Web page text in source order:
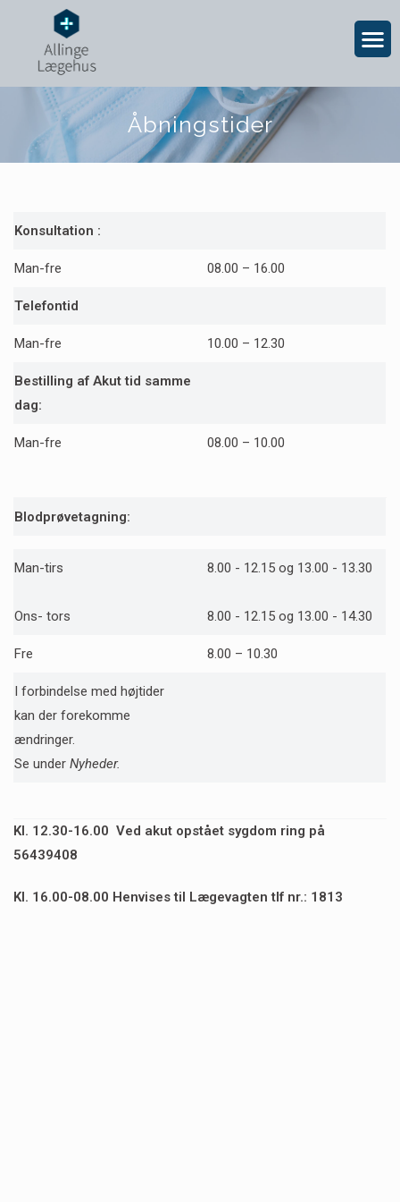
Åbningstider
Konsultation :
Man-fre 08.00 – 16.00
Telefontid
Man-fre 10.00 – 12.30
Bestilling af Akut tid samme
dag:
Man-fre 08.00 – 10.00
Blodprøvetagning:
Man-tirs
Ons- tors
8.00 - 12.15 og 13.00 - 13.30
8.00 - 12.15 og 13.00 - 14.30
Fre 8.00 – 10.30
I forbindelse med højtider
kan der forekomme
ændringer.
Se under Nyheder.
Kl. 12.30-16.00 Ved akut opstået sygdom ring på
56439408
Kl. 16.00-08.00 Henvises til Lægevagten tlf nr.: 1813